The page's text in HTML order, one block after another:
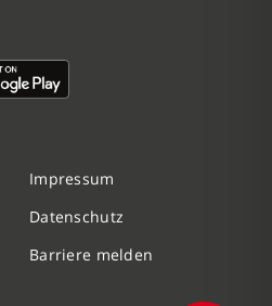
Nachricht schreiben
Initiativbewerbung
Personalanfrage
Impressum
Datenschutz
Barriere melden